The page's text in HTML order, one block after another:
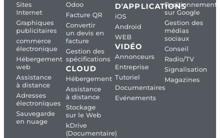
Sites
Internet
Graphiques
publicitaires
commerce
électronique
Hébergement
web
Assistance
à distance
Adresses
électroniques
Sauvegarde
en nuage
Odoo
Facture QR
Convertir
un devis en
facture
Gestion des
spécifications
CLOUD
Hébergement
Assistance
à distance
Stockage
sur le Web
kDrive
(Documentaire)
D'APPLICATIONS
iOS
Android
WEB
VIDÉO
Annonceurs
Entreprise
Tutoriel
Documentaires
Evénements
Positionnement
sur Google
Gestion des
médias
sociaux
Conseil
Radio/TV
Signalisation
Magazines